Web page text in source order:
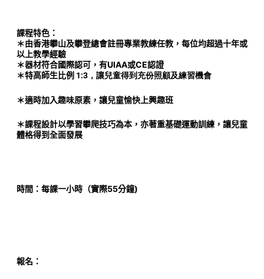
課程特色：
＊由香港攀山及攀登總會註冊專業教練任教，每位均超過十年或
以上教學經驗
＊器材符合國際認可，有UIAA或CE認證
＊特高師生比例 1:3，讓兒童得到充份照顧及練習機會
＊適時加入趣味原素，讓兒童愉快上興趣班
＊課程設計以學習攀爬技巧為本，亦著重基礎運動訓練，讓兒童
體格得到全面發展
時間：每課一小時（實際55分鐘)
報名：